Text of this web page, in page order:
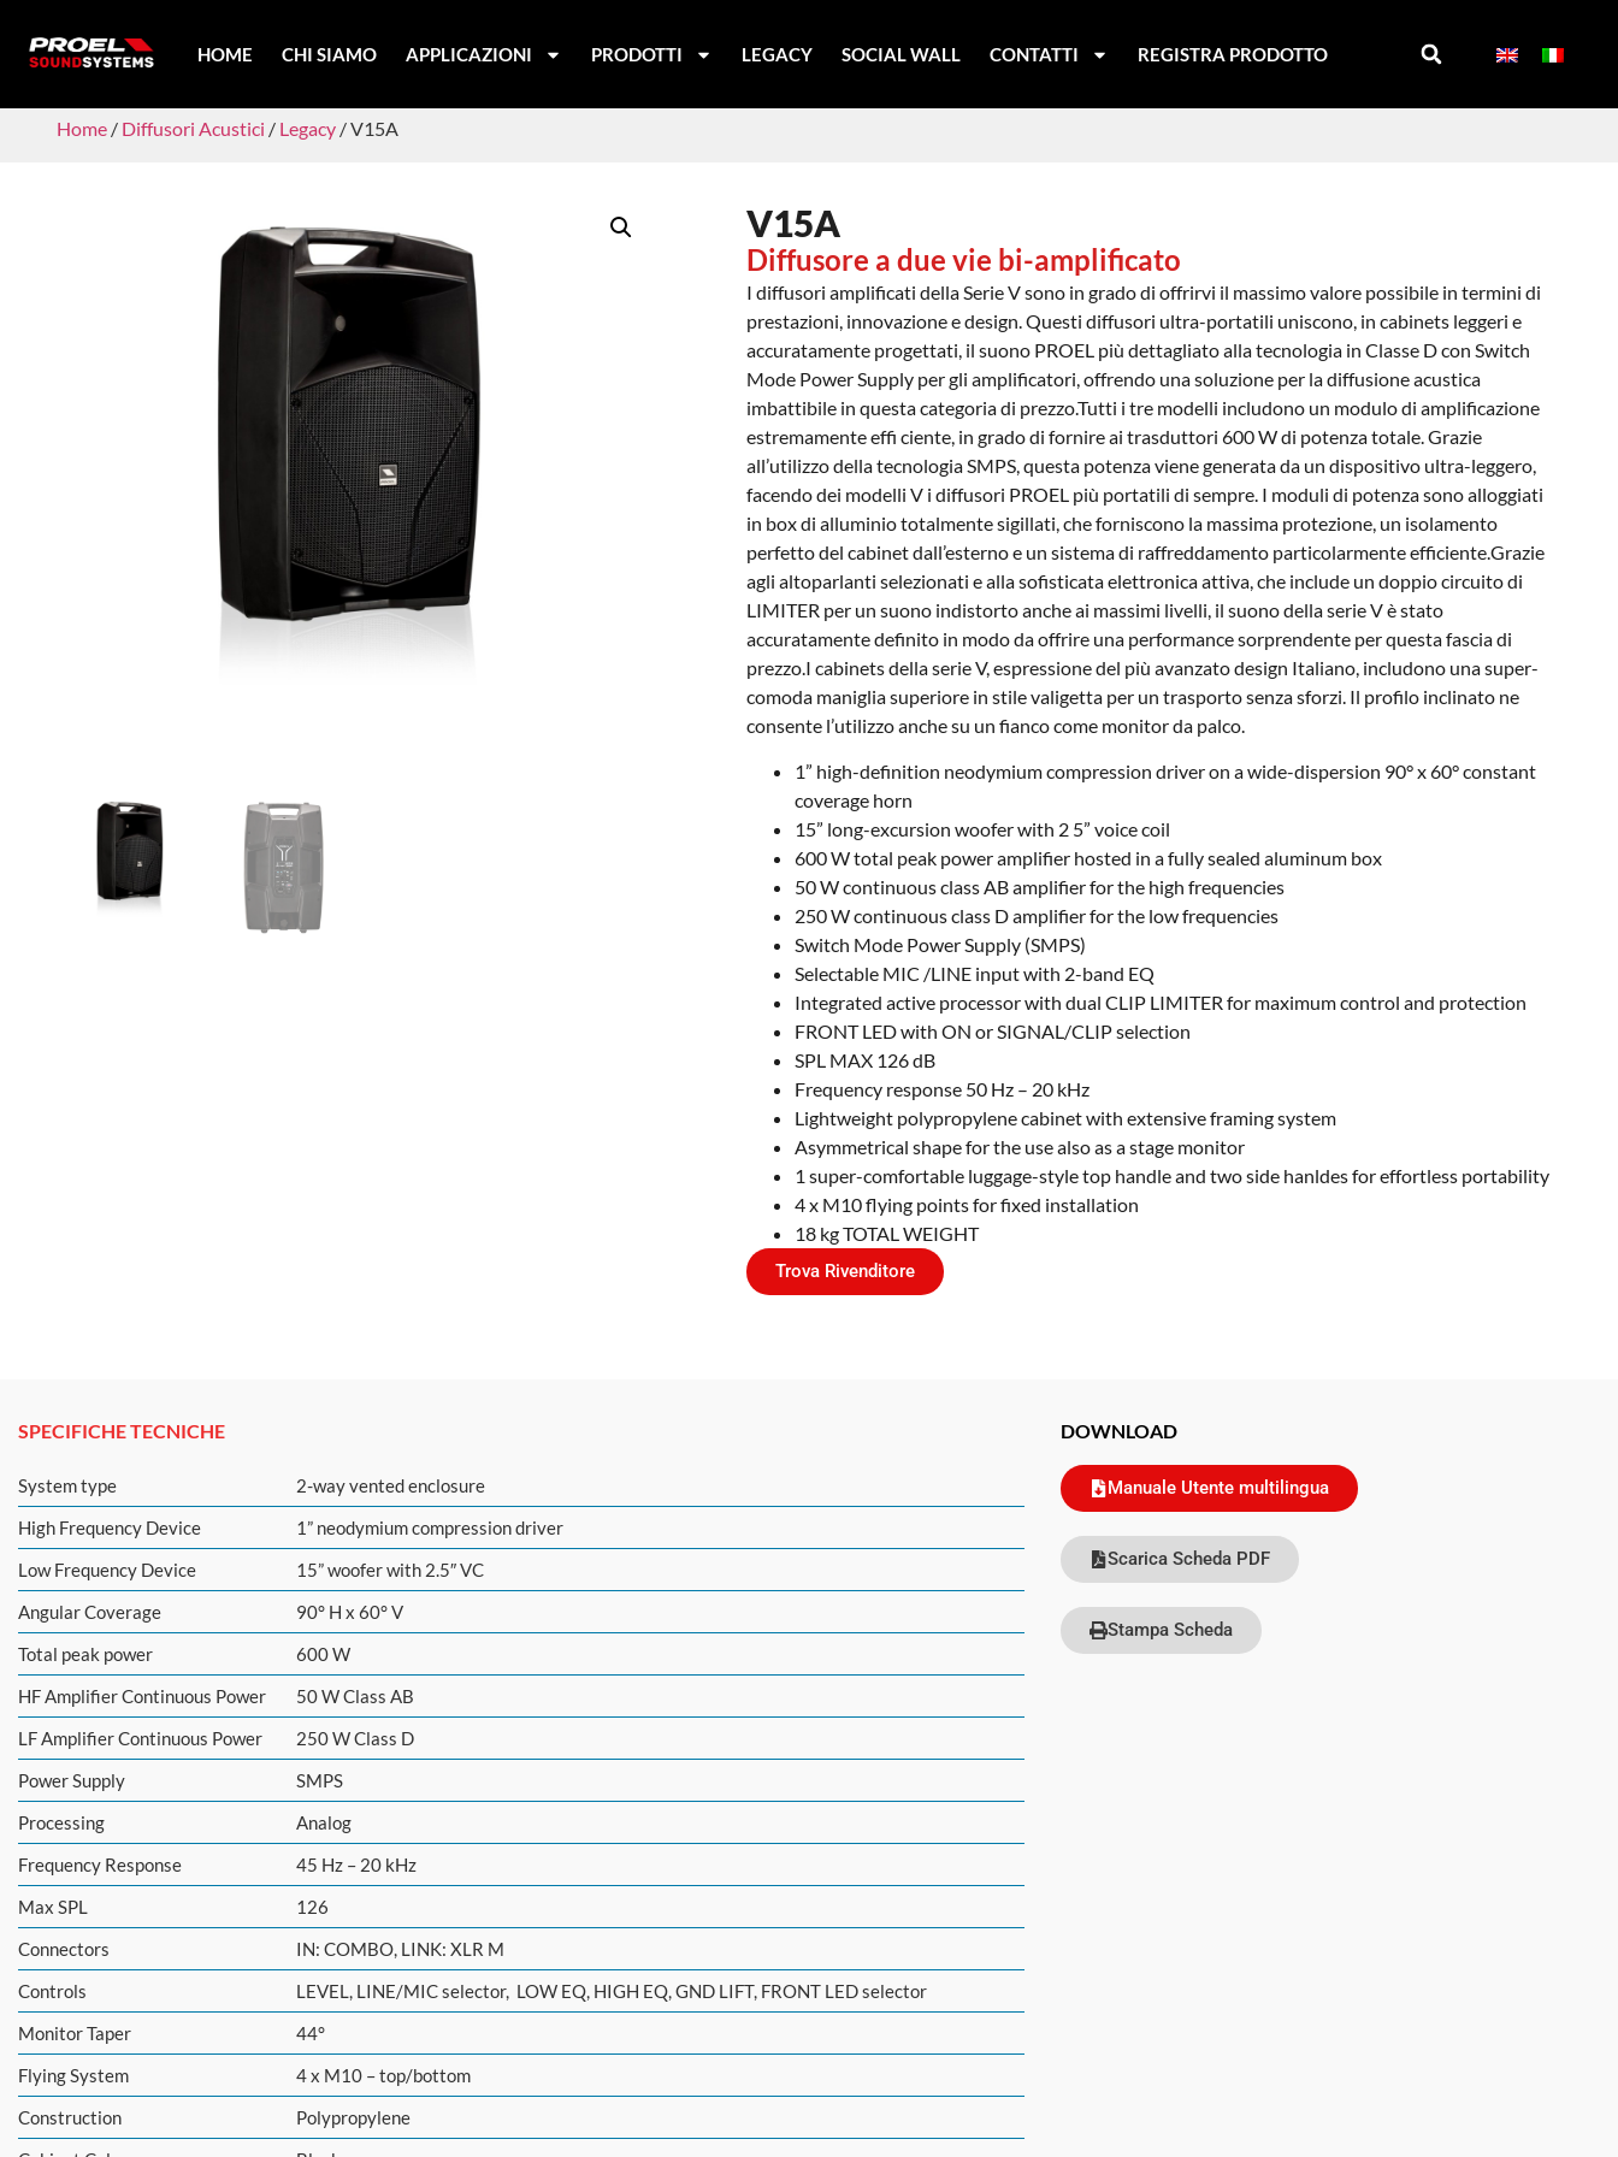
HOME CHI SIAMO APPLICAZIONI PRODOTTI LEGACY SOCIAL WALL CONTATTI REGISTRA PRODOTTO
Home / Diffusori Acustici / Legacy / V15A
V15A
Diffusore a due vie bi-amplificato
I diffusori amplificati della Serie V sono in grado di offrirvi il massimo valore possibile in termini di
prestazioni, innovazione e design. Questi diffusori ultra-portatili uniscono, in cabinets leggeri e
accuratamente progettati, il suono PROEL più dettagliato alla tecnologia in Classe D con Switch
Mode Power Supply per gli amplificatori, offrendo una soluzione per la diffusione acustica
imbattibile in questa categoria di prezzo.Tutti i tre modelli includono un modulo di amplificazione
estremamente effi ciente, in grado di fornire ai trasduttori 600 W di potenza totale. Grazie
all’utilizzo della tecnologia SMPS, questa potenza viene generata da un dispositivo ultra-leggero,
facendo dei modelli V i diffusori PROEL più portatili di sempre. I moduli di potenza sono alloggiati
in box di alluminio totalmente sigillati, che forniscono la massima protezione, un isolamento
perfetto del cabinet dall’esterno e un sistema di raffreddamento particolarmente efficiente.Grazie
agli altoparlanti selezionati e alla sofisticata elettronica attiva, che include un doppio circuito di
LIMITER per un suono indistorto anche ai massimi livelli, il suono della serie V è stato
accuratamente definito in modo da offrire una performance sorprendente per questa fascia di
prezzo.I cabinets della serie V, espressione del più avanzato design Italiano, includono una super-
comoda maniglia superiore in stile valigetta per un trasporto senza sforzi. Il profilo inclinato ne
consente l’utilizzo anche su un fianco come monitor da palco.
1” high-definition neodymium compression driver on a wide-dispersion 90° x 60° constant
coverage horn
15” long-excursion woofer with 2 5” voice coil
600 W total peak power amplifier hosted in a fully sealed aluminum box
50 W continuous class AB amplifier for the high frequencies
250 W continuous class D amplifier for the low frequencies
Switch Mode Power Supply (SMPS)
Selectable MIC /LINE input with 2-band EQ
Integrated active processor with dual CLIP LIMITER for maximum control and protection
FRONT LED with ON or SIGNAL/CLIP selection
SPL MAX 126 dB
Frequency response 50 Hz – 20 kHz
Lightweight polypropylene cabinet with extensive framing system
Asymmetrical shape for the use also as a stage monitor
1 super-comfortable luggage-style top handle and two side hanldes for effortless portability
4 x M10 flying points for fixed installation
18 kg TOTAL WEIGHT
Trova Rivenditore
SPECIFICHE TECNICHE
System type
2-way vented enclosure
High Frequency Device
1” neodymium compression driver
Low Frequency Device
15” woofer with 2.5″ VC
Angular Coverage
90° H x 60° V
Total peak power
600 W
HF Amplifier Continuous Power
50 W Class AB
LF Amplifier Continuous Power
250 W Class D
Power Supply
SMPS
Processing
Analog
Frequency Response
45 Hz – 20 kHz
Max SPL
126
Connectors
IN: COMBO, LINK: XLR M
Controls
LEVEL, LINE/MIC selector, LOW EQ, HIGH EQ, GND LIFT, FRONT LED selector
Monitor Taper
44°
Flying System
4 x M10 – top/bottom
Construction
Polypropylene
DOWNLOAD
Manuale Utente multilingua
Scarica Scheda PDF
Stampa Scheda